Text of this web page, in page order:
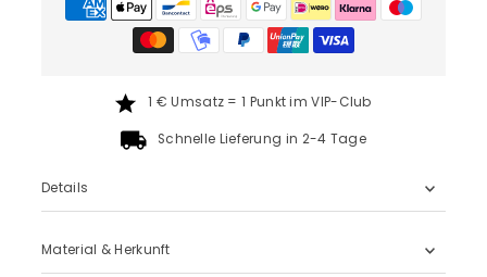
1 € Umsatz = 1 Punkt im VIP-Club
Schnelle Lieferung in 2-4 Tage
Details
Material & Herkunft